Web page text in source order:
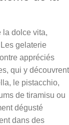
la dolce vita,
gelaterie
appréciés
qui y découvrent
le pistacchio,
de tiramisu ou
dégusté
dans des